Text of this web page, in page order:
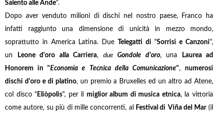
Salento alle Ande".
Dopo aver venduto milioni di dischi nel nostro paese, Franco ha
infatti raggiunto una dimensione di unicità in mezzo mondo,
soprattutto in America Latina. Due
Telegatti di "Sorrisi e Canzoni",
un
Leone d'oro alla Carriera, due Gondole d'oro, una
Laurea ad
Honorem in "Economia e Tecnica della Comunicazione",numerosi
dischi d'oro e di platino, un premio a Bruxelles ed un altro ad Atene,
col disco " Eliòpolis", per il miglior album di musica etnica, la vittoria
come autore, su più di mille concorrenti, al
Festival di Viña del Mar(il